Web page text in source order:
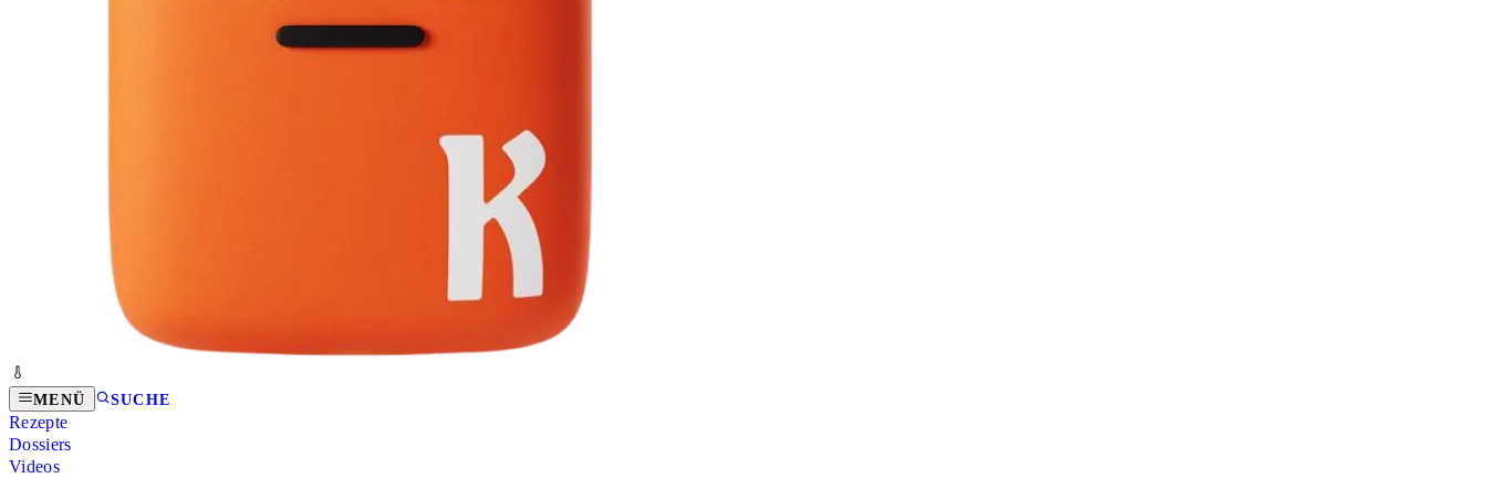
MENÜ SUCHE
Rezepte
Dossiers
Videos